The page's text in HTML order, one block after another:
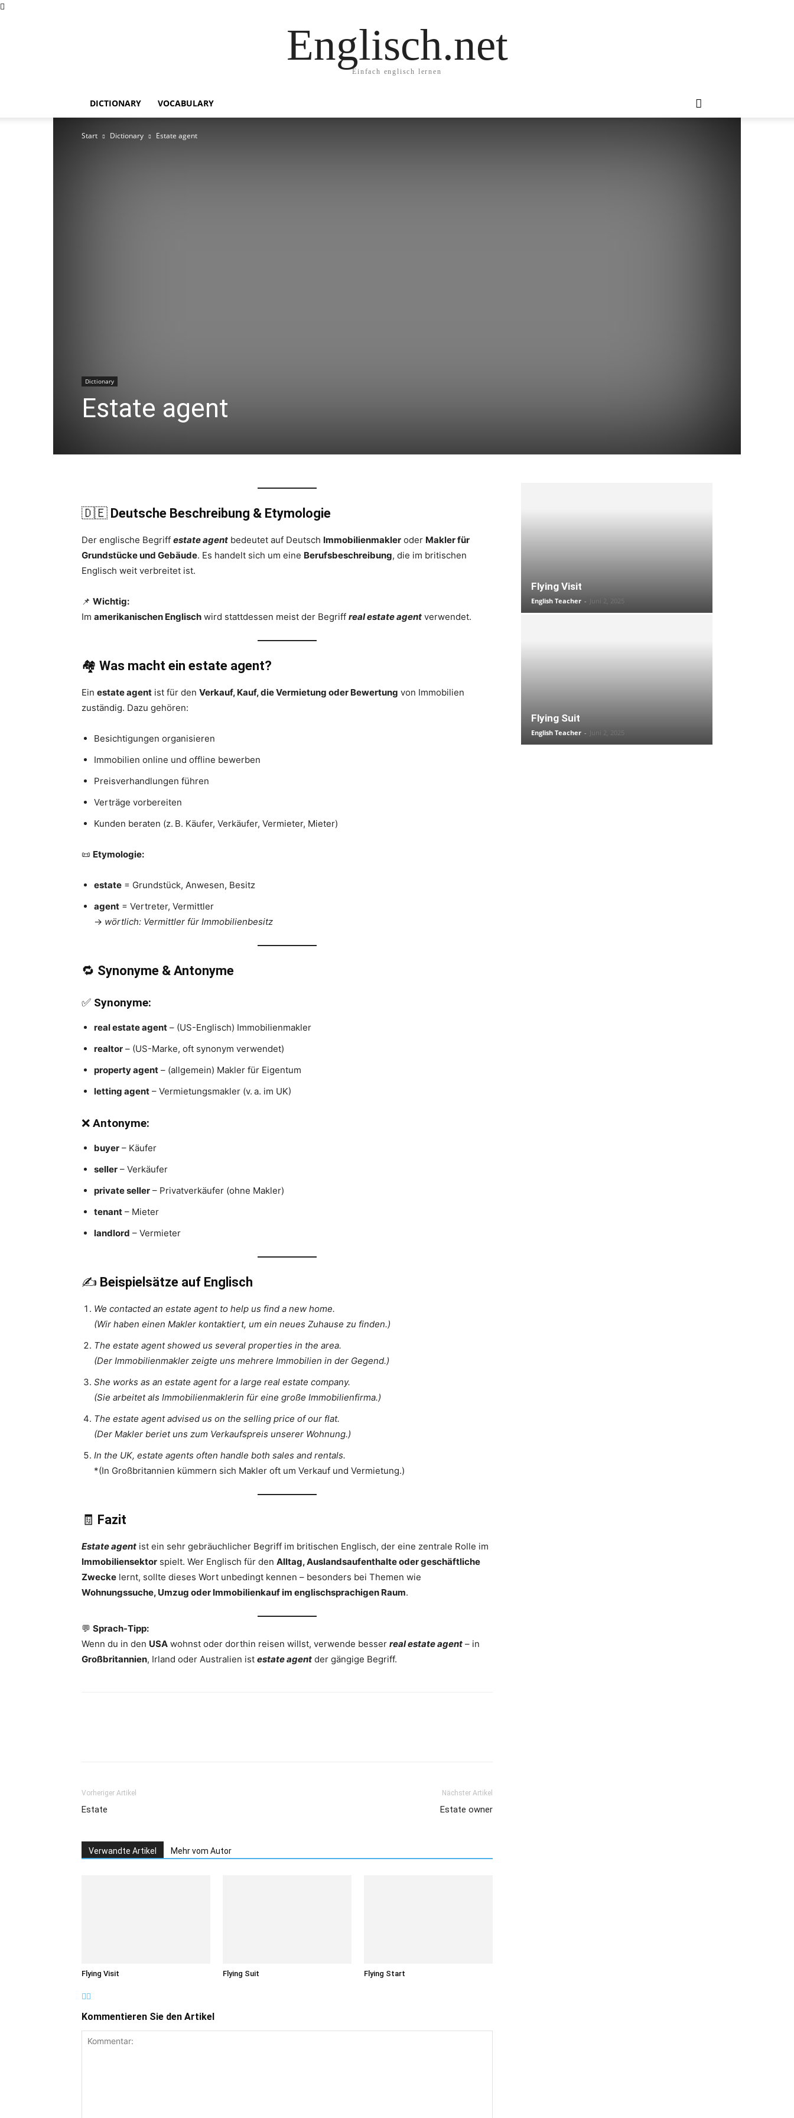
Englisch.net
Einfach englisch lernen
DICTIONARY VOCABULARY
Start Dictionary Estate agent
Dictionary
Estate agent
🇩🇪 Deutsche Beschreibung & Etymologie
Der englische Begriff estate agent bedeutet auf Deutsch Immobilienmakler oder Makler für
Grundstücke und Gebäude. Es handelt sich um eine Berufsbeschreibung, die im britischen
Englisch weit verbreitet ist.
📌 Wichtig:
Im amerikanischen Englisch wird stattdessen meist der Begriff real estate agent verwendet.
🏘️ Was macht ein estate agent?
Ein estate agent ist für den Verkauf, Kauf, die Vermietung oder Bewertung von Immobilien
zuständig. Dazu gehören:
Besichtigungen organisieren
Immobilien online und offline bewerben
Preisverhandlungen führen
Verträge vorbereiten
Kunden beraten (z. B. Käufer, Verkäufer, Vermieter, Mieter)
📜 Etymologie:
estate = Grundstück, Anwesen, Besitz
agent = Vertreter, Vermittler
→ wörtlich: Vermittler für Immobilienbesitz
🔁 Synonyme & Antonyme
✅ Synonyme:
real estate agent – (US-Englisch) Immobilienmakler
realtor – (US-Marke, oft synonym verwendet)
property agent – (allgemein) Makler für Eigentum
letting agent – Vermietungsmakler (v. a. im UK)
❌ Antonyme:
buyer – Käufer
seller – Verkäufer
private seller – Privatverkäufer (ohne Makler)
tenant – Mieter
landlord – Vermieter
✍️ Beispielsätze auf Englisch
We contacted an estate agent to help us find a new home.
(Wir haben einen Makler kontaktiert, um ein neues Zuhause zu finden.)
The estate agent showed us several properties in the area.
(Der Immobilienmakler zeigte uns mehrere Immobilien in der Gegend.)
She works as an estate agent for a large real estate company.
(Sie arbeitet als Immobilienmaklerin für eine große Immobilienfirma.)
The estate agent advised us on the selling price of our flat.
(Der Makler beriet uns zum Verkaufspreis unserer Wohnung.)
In the UK, estate agents often handle both sales and rentals.
*(In Großbritannien kümmern sich Makler oft um Verkauf und Vermietung.)
🧾 Fazit
Estate agent ist ein sehr gebräuchlicher Begriff im britischen Englisch, der eine zentrale Rolle im
Immobiliensektor spielt. Wer Englisch für den Alltag, Auslandsaufenthalte oder geschäftliche
Zwecke lernt, sollte dieses Wort unbedingt kennen – besonders bei Themen wie
Wohnungssuche, Umzug oder Immobilienkauf im englischsprachigen Raum.
💬 Sprach-Tipp:
Wenn du in den USA wohnst oder dorthin reisen willst, verwende besser real estate agent – in
Großbritannien, Irland oder Australien ist estate agent der gängige Begriff.
Vorheriger Artikel
Estate
Nächster Artikel
Estate owner
Verwandte Artikel Mehr vom Autor
Flying Visit Flying Suit Flying Start
Kommentieren Sie den Artikel
Flying Visit
English Teacher - Juni 2, 2025
Flying Suit
English Teacher - Juni 2, 2025